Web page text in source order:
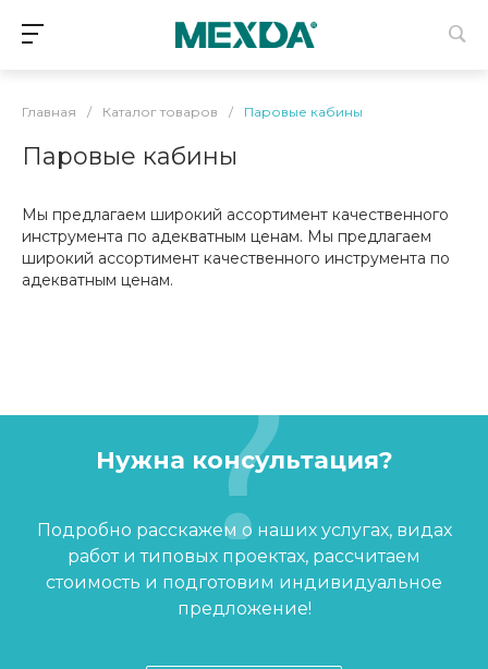
Главная / Каталог товаров / Паровые кабины
Паровые кабины
Мы предлагаем широкий ассортимент качественного
инструмента по адекватным ценам. Мы предлагаем
широкий ассортимент качественного инструмента по
адекватным ценам.
Нужна консультация?
Подробно расскажем о наших услугах, видах
работ и типовых проектах, рассчитаем
стоимость и подготовим индивидуальное
предложение!